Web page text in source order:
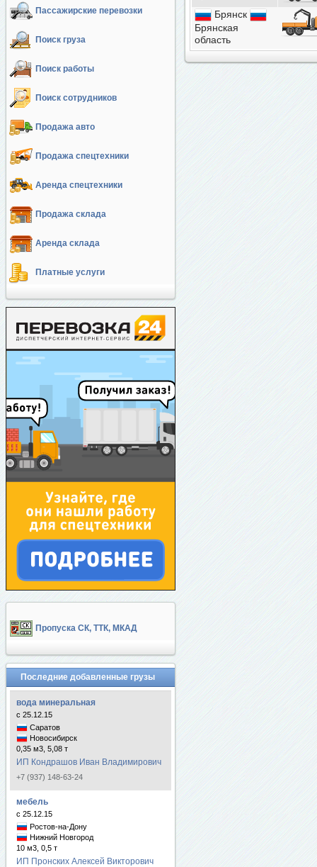
Пассажирские перевозки
Поиск груза
Поиск работы
Поиск сотрудников
Продажа авто
Продажа спецтехники
Аренда спецтехники
Продажа склада
Аренда склада
Платные услуги
Пропуска СК, ТТК, МКАД
Последние добавленные грузы
вода минеральная
с 25.12.15
Саратов
Новосибирск
0,35 м3, 5,08 т
ИП Кондрашов Иван Владимирович
+7 (937) 148-63-24
мебель
с 25.12.15
Ростов-на-Дону
Нижний Новгород
10 м3, 0,5 т
ИП Пронских Алексей Викторович
Брянск
Брянская
область